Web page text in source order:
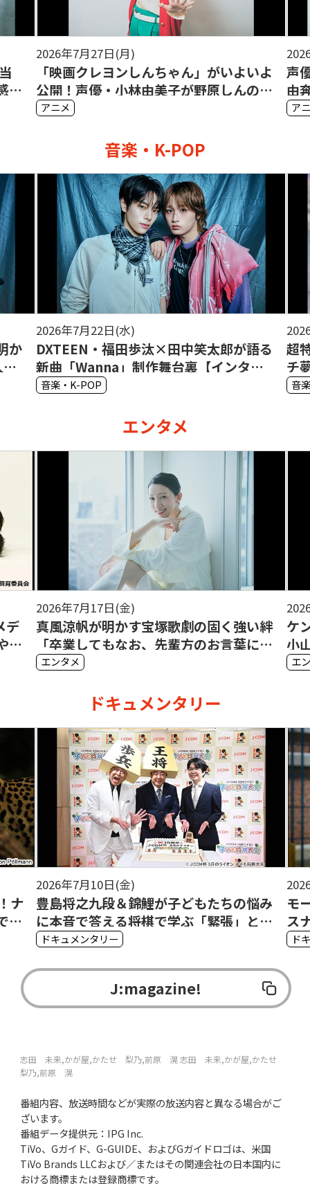
よ
す
2026年7月24日(金)
声優・阿座上洋平インタビュー#1「自
由奔放で社会性のなかった少年が表現者
に変わるまで」
アニメ
音楽・K-POP
郎が語る
ンタビ
2026年7月15日(水)
超特急が見据えるドームの先の景色――「
チ夢中！」で届ける等身大の応援歌【
イ・ユーキ・シューヤ・マサヒロイン
音楽・K-POP
エンタメ
かす宝塚歌劇の固く強い絆
なお、先輩方のお言葉に心
間がある」
ケンドーコバヤシ＆
小山宙哉が今後の夢
ドキュメンタリー
ナ
き
2026年7月10日(金)
豊島将之九段＆錦鯉が子どもたちの悩み
に本音で答える――将棋で学ぶ「緊張」と
「ミス」を味方につける方法
ドキュメンタリー
モ
ス
罪ド
J:magazine!
志田 未来,かが屋,かたせ 梨乃,前原 滉志田 未来,かが屋,かたせ
梨乃,前原 滉
番組内容、放送時間などが実際の放送内容と異なる場合がご
ざいます。
番組データ提供元：IPG Inc.
TiVo、Gガイド、G-GUIDE、およびGガイドロゴは、米国
TiVo Brands LLCおよび／またはその関連会社の日本国内に
おける商標または登録商標です。